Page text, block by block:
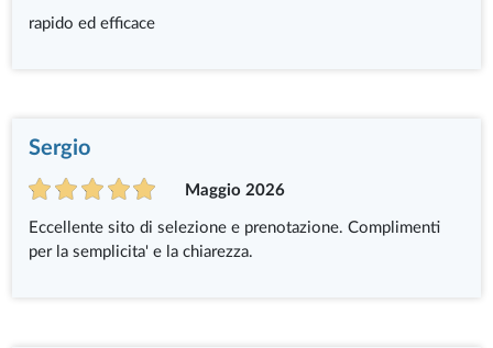
rapido ed efficace
Sergio
Maggio 2026
Eccellente sito di selezione e prenotazione. Complimenti
per la semplicita' e la chiarezza.